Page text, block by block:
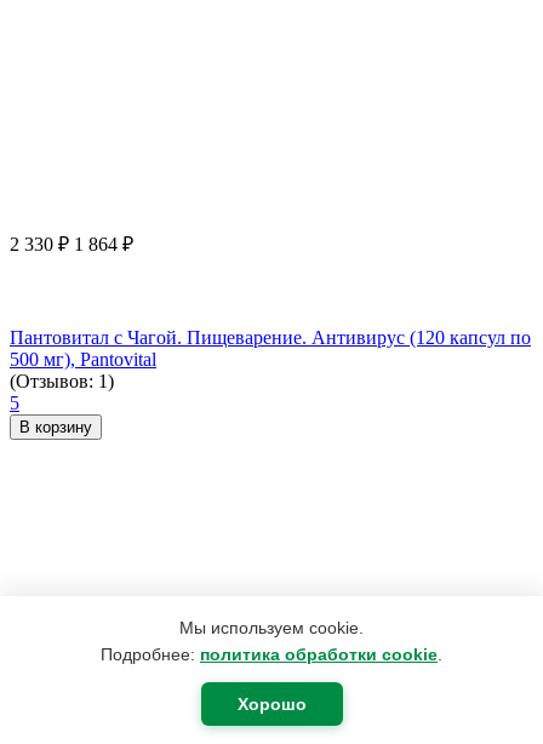
Мы используем cookie.
Подробнее: политика обработки cookie
Хорошо
2 330 ₽ 1 864 ₽
Пантовитал с Чагой. Пищеварение. Антивирус (120 капсул по
500 мг), Pantovital
(Отзывов: 1)
5
В корзину